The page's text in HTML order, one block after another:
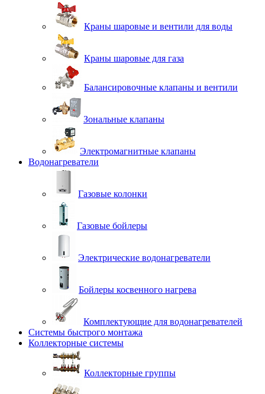
Краны шаровые и вентили для воды
Краны шаровые для газа
Балансировочные клапаны и вентили
Зональные клапаны
Электромагнитные клапаны
Водонагреватели
Газовые колонки
Газовые бойлеры
Электрические водонагреватели
Бойлеры косвенного нагрева
Комплектующие для водонагревателей
Системы быстрого монтажа
Коллекторные системы
Коллекторные группы